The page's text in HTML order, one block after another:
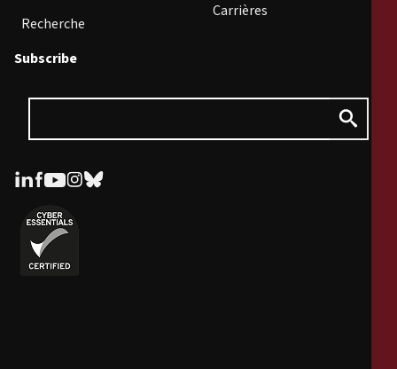
Recherche
Carrières
Subscribe